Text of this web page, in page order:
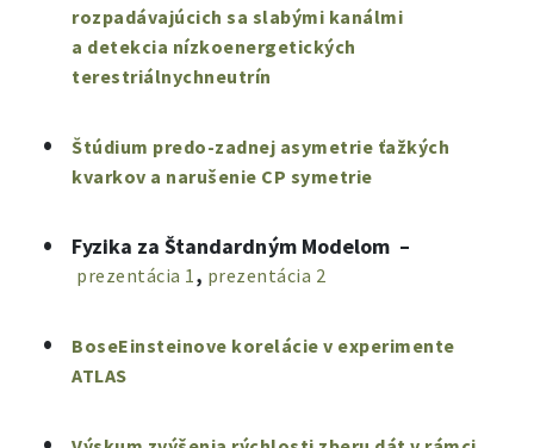
rozpadávajúcich sa slabými kanálmi
a detekcia nízkoenergetických
terestriálnychneutrín
Štúdium predo-zadnej asymetrie ťažkých
kvarkov a narušenie CP symetrie
Fyzika za Štandardným Modelom–
prezentácia 1, prezentácia 2
BoseEinsteinove korelácie v experimente
ATLAS